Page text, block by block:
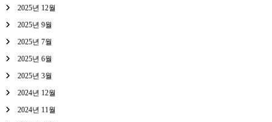
2025년 12월
2025년 9월
2025년 7월
2025년 6월
2025년 3월
2024년 12월
2024년 11월